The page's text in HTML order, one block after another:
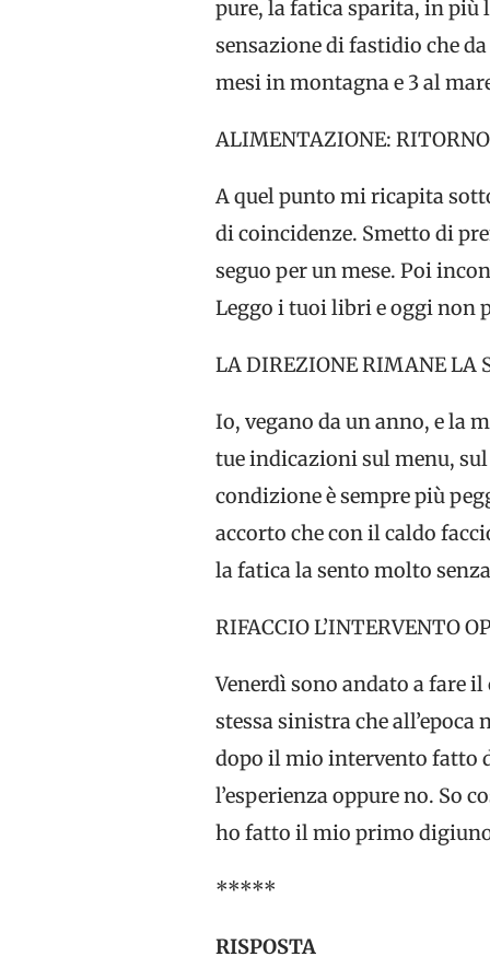
pure, la fatica sparita, in più
sensazione di fastidio che
mesi in montagna e 3 al
ALIMENTAZIONE:
A quel punto mi ricapita
di coincidenze. Smetto di
seguo per un mese. Poi
Leggo i tuoi libri e oggi non
LA DIREZIONE RIMANE LA
Io, vegano da un anno, e la
tue indicazioni sul menu,
condizione è sempre più
accorto che con il caldo
la fatica la sento molto
RIFACCIO L’INTERVENTO
Venerdì sono andato a fare
stessa sinistra che
dopo il mio intervento fatto
l’esperienza oppure no. So
ho fatto il mio primo
*****
RISPOSTA